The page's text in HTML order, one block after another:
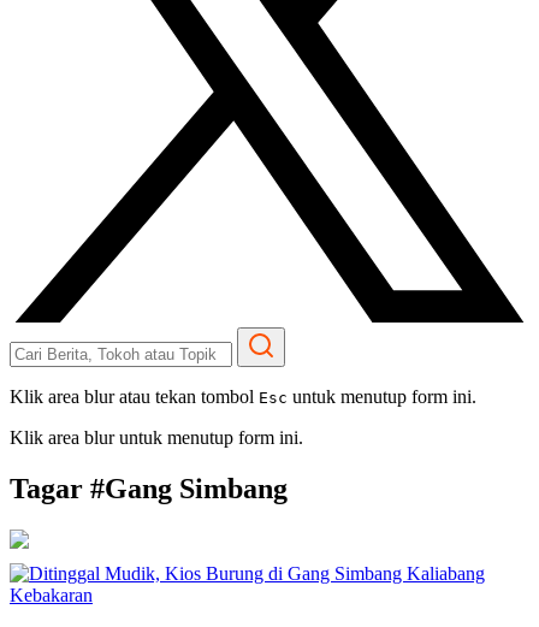
Klik area blur atau tekan tombol Esc untuk menutup form ini.
Klik area blur untuk menutup form ini.
Tagar #Gang Simbang